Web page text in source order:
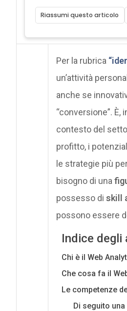
Riassumi questo articolo
Per la rubrica
un’attività
anche se
“conversione”. È,
contesto del
profitto, i
le strategie più
bisogno di una
possesso di skill
possono essere
Indice degli
Chi è il Web
Che cosa fa il
Le competenze
Di seguito